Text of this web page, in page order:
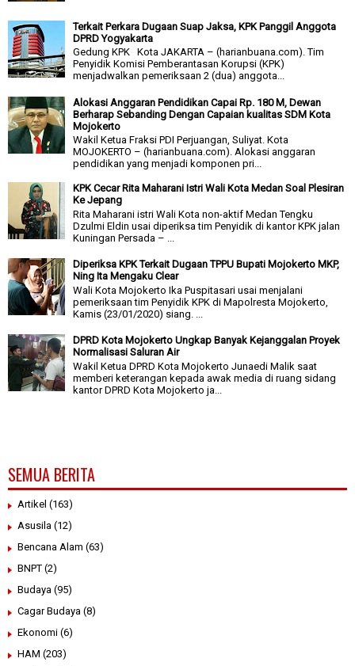
Terkait Perkara Dugaan Suap Jaksa, KPK Panggil Anggota
DPRD Yogyakarta
Gedung KPK Kota JAKARTA – (harianbuana.com). Tim
Penyidik Komisi Pemberantasan Korupsi (KPK)
menjadwalkan pemeriksaan 2 (dua) anggota...
Alokasi Anggaran Pendidikan Capai Rp. 180 M, Dewan
Berharap Sebanding Dengan Capaian kualitas SDM Kota
Mojokerto
Wakil Ketua Fraksi PDI Perjuangan, Suliyat. Kota
MOJOKERTO – (harianbuana.com). Alokasi anggaran
pendidikan yang menjadi komponen pri...
KPK Cecar Rita Maharani Istri Wali Kota Medan Soal Plesiran
Ke Jepang
Rita Maharani istri Wali Kota non-aktif Medan Tengku
Dzulmi Eldin usai diperiksa tim Penyidik di kantor KPK jalan
Kuningan Persada – ...
Diperiksa KPK Terkait Dugaan TPPU Bupati Mojokerto MKP,
Ning Ita Mengaku Clear
Wali Kota Mojokerto Ika Puspitasari usai menjalani
pemeriksaan tim Penyidik KPK di Mapolresta Mojokerto,
Kamis (23/01/2020) siang. ...
DPRD Kota Mojokerto Ungkap Banyak Kejanggalan Proyek
Normalisasi Saluran Air
Wakil Ketua DPRD Kota Mojokerto Junaedi Malik saat
memberi keterangan kepada awak media di ruang sidang
kantor DPRD Kota Mojokerto ja...
SEMUA BERITA
Artikel (163)
Asusila (12)
Bencana Alam (63)
BNPT (2)
Budaya (95)
Cagar Budaya (8)
Ekonomi (6)
HAM (203)